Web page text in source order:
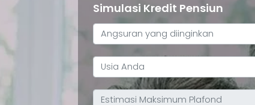
Simulasi Kredit Pensiun